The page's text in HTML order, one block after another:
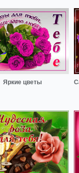
Яркие цветы